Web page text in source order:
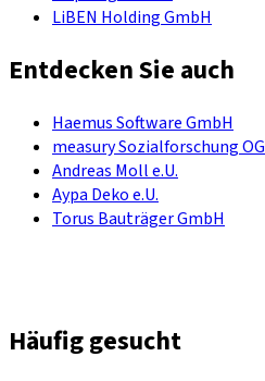
LiBEN Holding GmbH
Entdecken Sie auch
Haemus Software GmbH
measury Sozialforschung OG
Andreas Moll e.U.
Aypa Deko e.U.
Torus Bauträger GmbH
Häufig gesucht